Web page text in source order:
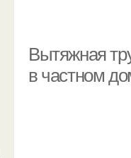
Вытяжная
в частном